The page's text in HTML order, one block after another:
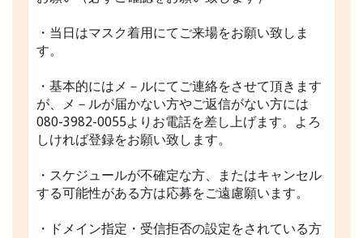
・当日はマスク着用にてご来場をお願い致しま
す。
・基本的にはメ－ルにてご連絡をさせて頂きます
が、メ－ルが届かない方やご返信がない方には
080-3982-0055よりお電話を差し上げます。よろ
しければ登録をお願い致します。
・スケジュールが不確定な方、またはキャンセル
する可能性がある方は応募をご遠慮願います。
・ドメイン指定・受信拒否の設定をされている方